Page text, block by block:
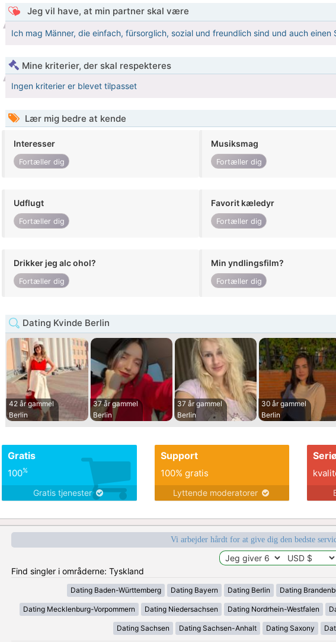
Jeg vil have, at min partner skal være
Ich mag Männer, die einfach, fürsorglich, sozial und freundlich sind und auch einen
Mine kriterier, der skal respekteres
Ingen kriterier er blevet tilpasset
Lær mig bedre at kende
Interesser
Fortæller dig
Musiksmag
Fortæller dig
Udflugt
Fortæller dig
Favorit kæledyr
Fortæller dig
Drikker jeg alc ohol?
Fortæller dig
Min yndlingsfilm?
Fortæller dig
Dating Kvinde Berlin
42 år gammel
Berlin
37 år gammel
Berlin
37 år gammel
Berlin
30 år gammel
Berlin
Gratis
100%
Gratis tjenester
Support
100% gratis
Lyttende moderatorer
Vi arbejder hårdt for at give dig den bedste
Find singler i områderne: Tyskland
Dating Baden-Württemberg Dating Bayern Dating Berlin Dating
Dating Mecklenburg-Vorpommern Dating Niedersachsen Dating Nordrhein-Westfalen
Dating Sachsen Dating Sachsen-Anhalt Dating Saxony